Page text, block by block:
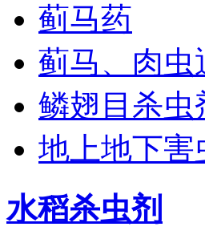
蓟马药
蓟马、肉虫
鳞翅目杀虫
地上地下害
水稻杀虫剂